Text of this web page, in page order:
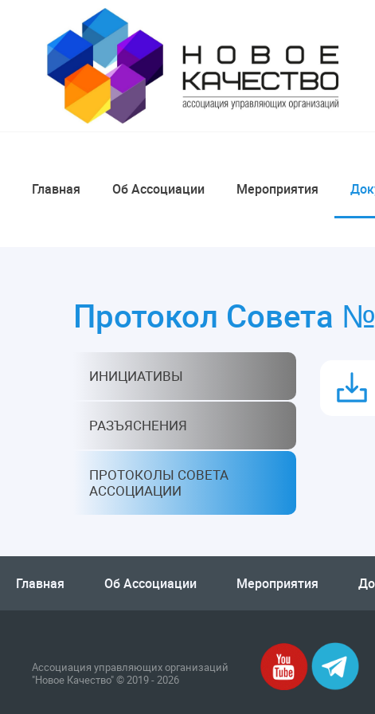
Главная Об Ассоциации Мероприятия
Протокол Совета
ИНИЦИАТИВЫ
РАЗЪЯСНЕНИЯ
ПРОТОКОЛЫ СОВЕТА
АССОЦИАЦИИ
Главная Об Ассоциации Мероприятия
Ассоциация управляющих организаций
"Новое Качество" © 2019 - 2026